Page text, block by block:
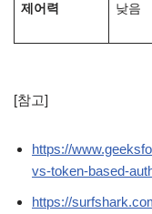
제어력 낮음
[참고]
https://
vs-token-based-
https://